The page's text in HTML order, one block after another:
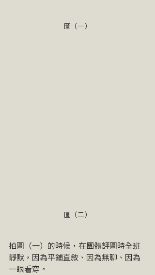
圖（一）
圖（二）
拍圖（一）的時候，在團體評圖時全班
靜默，因為平鋪直敘、因為無聊、因為
一眼看穿。